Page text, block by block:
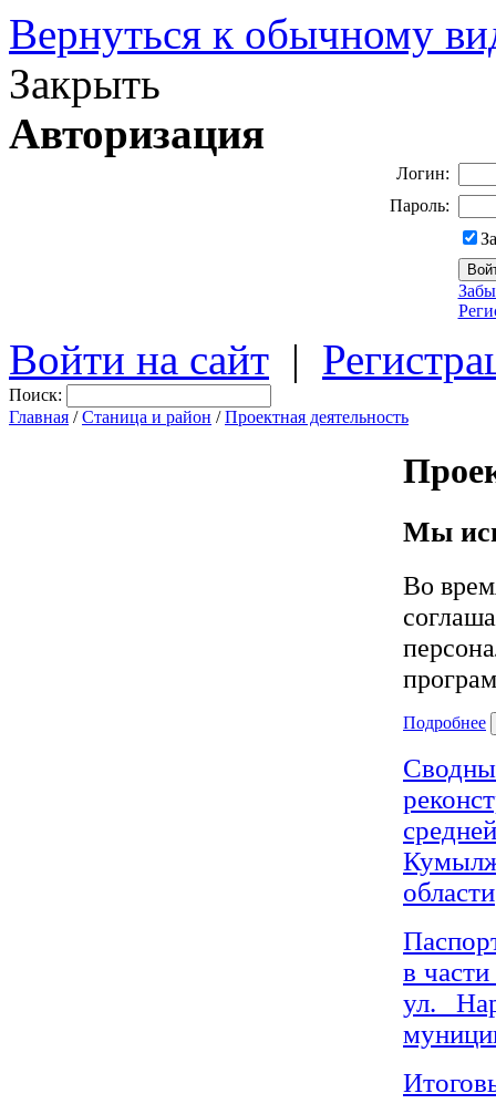
Вернуться к обычному
Закрыть
Авторизация
Логин:
Пароль:
Войти на сайт |
Поиск:
Главная /Станица и район /Проектная деятельность
Мы
Во
Подробнее
области
в
ул.